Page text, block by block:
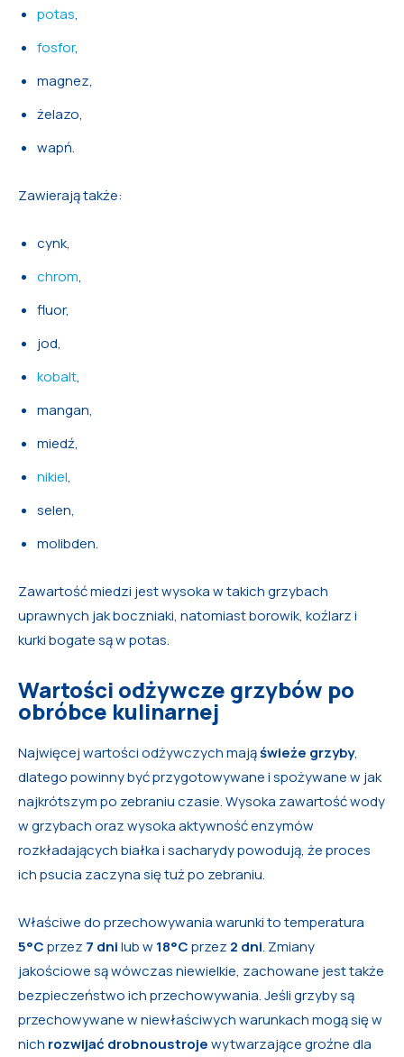
potas,
fosfor,
magnez,
żelazo,
wapń.
Zawierają także:
cynk,
chrom,
fluor,
jod,
kobalt,
mangan,
miedź,
nikiel,
selen,
molibden.
Zawartość miedzi jest wysoka w takich grzybach
uprawnych jak boczniaki, natomiast borowik, koźlarz i
kurki bogate są w potas.
Wartości odżywcze grzybów po
obróbce kulinarnej
Najwięcej wartości odżywczych mająświeże grzyby,
dlatego powinny być przygotowywane i spożywane w jak
najkrótszym po zebraniu czasie. Wysoka zawartość wody
w grzybach oraz wysoka aktywność enzymów
rozkładających białka i sacharydy powodują, że proces
ich psucia zaczyna się tuż po zebraniu.
Właściwe do przechowywania warunki to temperatura
5°Cprzez 7 dnilub w 18°Cprzez 2 dni. Zmiany
jakościowe są wówczas niewielkie, zachowane jest także
bezpieczeństwo ich przechowywania. Jeśli grzyby są
przechowywane w niewłaściwych warunkach mogą się w
nich rozwijać drobnoustrojewytwarzające groźne dla